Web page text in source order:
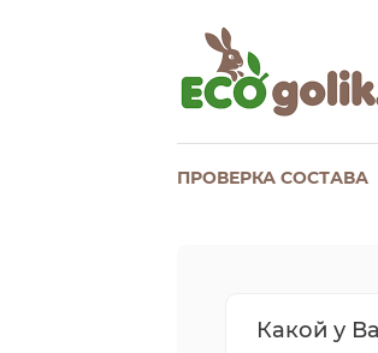
ПРОВЕРКА СОСТАВА
Какой у